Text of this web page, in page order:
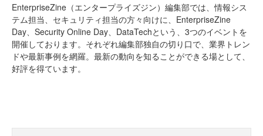
EnterpriseZine（エンタープライズジン）編集部では、情報シス
テム担当、セキュリティ担当の方々向けに、EnterpriseZine
Day、Security Online Day、DataTechという、3つのイベントを
開催しております。それぞれ編集部独自の切り口で、業界トレン
ドや最新事例を網羅。最新の動向を知ることができる場として、
好評を得ています。